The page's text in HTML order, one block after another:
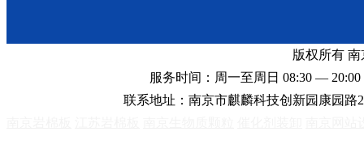
版权所有
服务时间：周一至周日 08:30 —
联系地址：南京市麒麟科技创新园康园